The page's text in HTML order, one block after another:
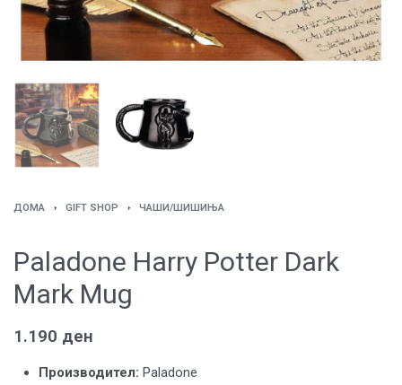
ДОМА › GIFT SHOP › ЧАШИ/ШИШИЊА
Paladone Harry Potter Dark
Mark Mug
1.190 ден
Производител:Paladone